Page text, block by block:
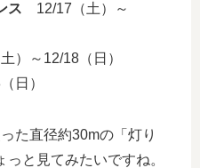
ス 12/17（土）～
～12/18（日）
日）
た直径約30mの「灯り
と見てみたいですね。